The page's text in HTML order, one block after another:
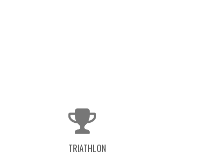
TRIATHLON